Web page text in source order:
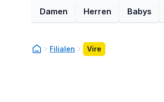
Damen Herren Babys
Filialen Vire